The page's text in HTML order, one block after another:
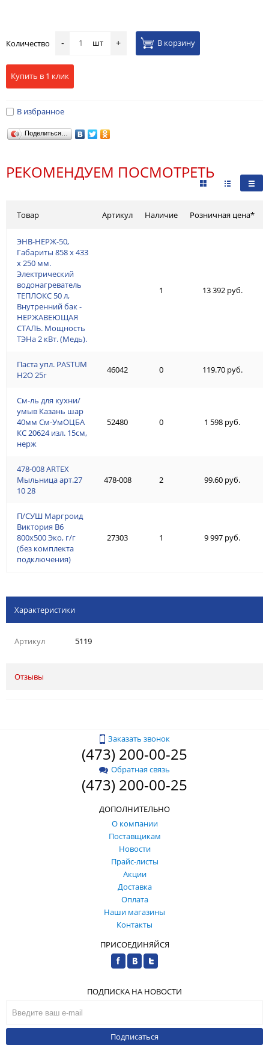
Количество - шт + В корзину
Купить в 1 клик
В избранное
Поделиться…
РЕКОМЕНДУЕМ ПОСМОТРЕТЬ
Товар
ЭНВ-НЕРЖ-50,
Габариты 858 х 433
х 250 мм.
Электрический
водонагреватель
ТЕПЛОКС 50 л,
Внутренний бак -
НЕРЖАВЕЮЩАЯ
СТАЛЬ. Мощность
ТЭНа 2 кВт. (Медь).
Паста упл. PASTUM
H2О 25г
См-ль для кухни/
умыв Казань шар
40мм См-УмОЦБА
КС 20624 изл. 15см,
нерж
478-008 ARTEX
Мыльница арт.27
10 28
П/СУШ Маргроид
Виктория В6
800х500 Эко, г/г
(без комплекта
подключения)
Артикул Наличие Розничная цена*
1 13 392 руб.
46042 0 119.70 руб.
52480 0 1 598 руб.
478-008 2 99.60 руб.
27303 1 9 997 руб.
Характеристики
Артикул 5119
Отзывы
Заказать звонок
(473) 200-00-25
Обратная связь
(473) 200-00-25
ДОПОЛНИТЕЛЬНО
О компании
Поставщикам
Новости
Прайс-листы
Акции
Доставка
Оплата
Наши магазины
Контакты
ПРИСОЕДИНЯЙСЯ
ПОДПИСКА НА НОВОСТИ
Подписаться